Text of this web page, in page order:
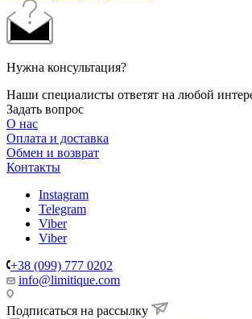
Нужна консультация?
Наши специалисты ответят на любой
Задать вопрос
О нас
Оплата и доставка
Обмен и возврат
Контакты
Instagram
Telegram
Viber
Viber
+38 (099) 777 0202
info@limitique.com
Подписаться на рассылку